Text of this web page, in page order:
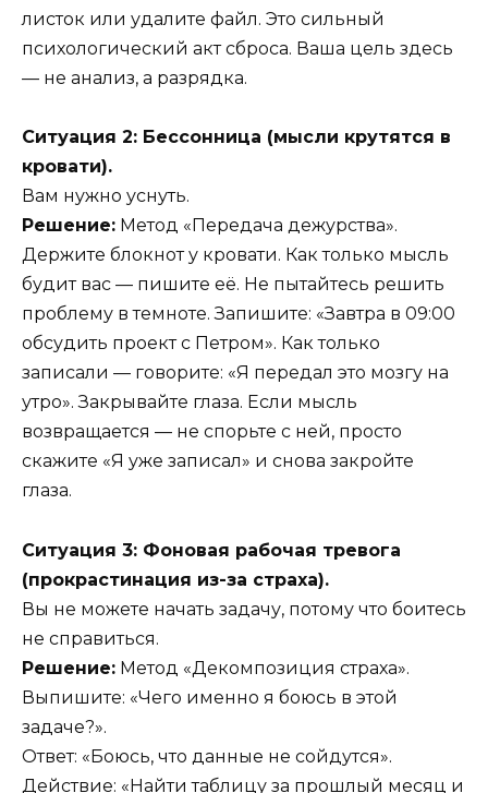
листок или удалите файл. Это сильный
психологический акт сброса. Ваша цель здесь
— не анализ, а разрядка.
Ситуация 2: Бессонница (мысли крутятся в
кровати).
Вам нужно уснуть.
Решение: Метод «Передача дежурства».
Держите блокнот у кровати. Как только мысль
будит вас — пишите её. Не пытайтесь решить
проблему в темноте. Запишите: «Завтра в 09:00
обсудить проект с Петром». Как только
записали — говорите: «Я передал это мозгу на
утро». Закрывайте глаза. Если мысль
возвращается — не спорьте с ней, просто
скажите «Я уже записал» и снова закройте
глаза.
Ситуация 3: Фоновая рабочая тревога
(прокрастинация из-за страха).
Вы не можете начать задачу, потому что боитесь
не справиться.
Решение: Метод «Декомпозиция страха».
Выпишите: «Чего именно я боюсь в этой
задаче?».
Ответ: «Боюсь, что данные не сойдутся».
Действие: «Найти таблицу за прошлый месяц и